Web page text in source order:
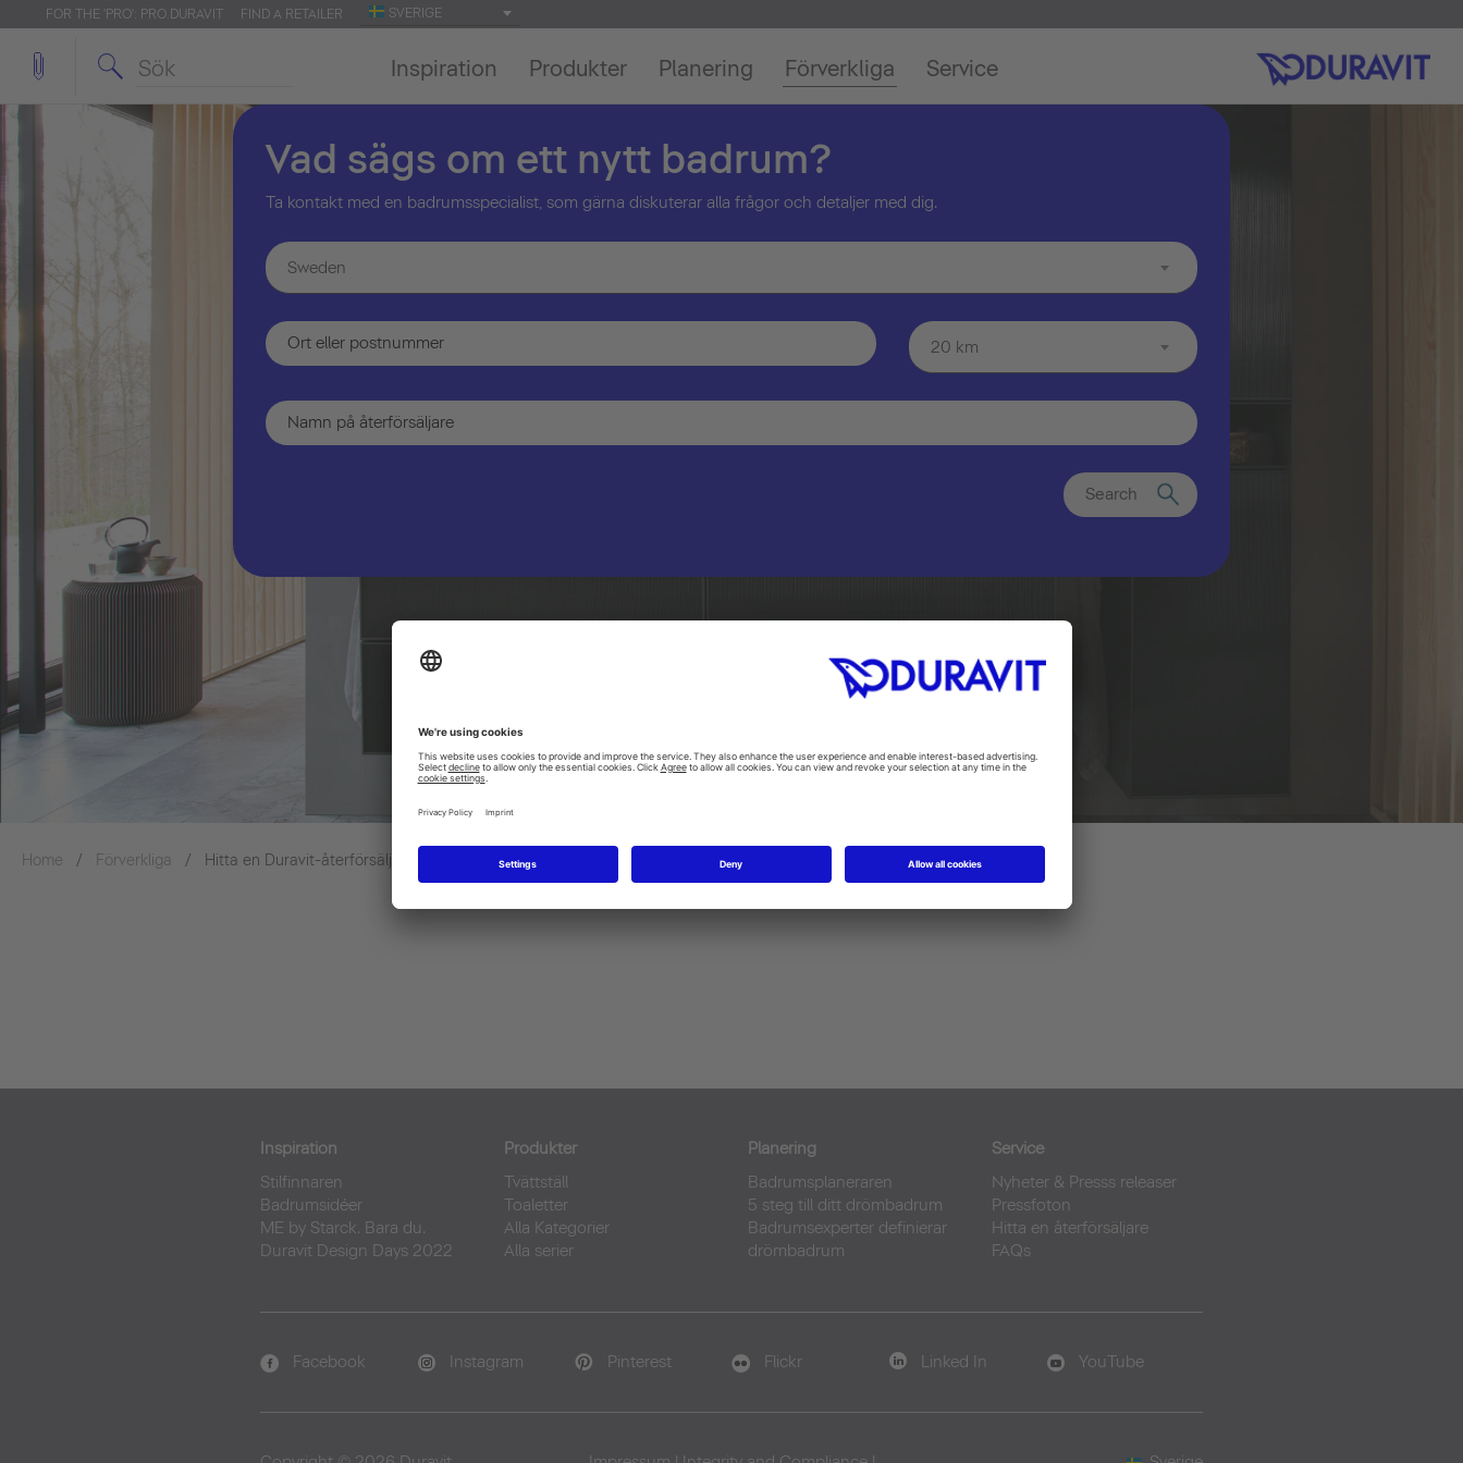
FOR THE 'PRO': PRO.DURAVIT FIND A RETAILER SVERIGE
Inspiration Produkter Planering Förverkliga Service
Vad sägs om ett nytt badrum?
Ta kontakt med en badrumsspecialist, som gärna diskuterar alla frågor och detaljer med dig.
Sweden
20 km
Search
Home Förverkliga Hitta en Duravit-återförsäljare
Inspiration
Stilfinnaren
Badrumsidéer
ME by Starck. Bara du.
Duravit Design Days 2022
Produkter
Tvättställ
Toaletter
Alla Kategorier
Alla serier
Planering
Badrumsplaneraren
5 steg till ditt drömbadrum
Badrumsexperter definierar
drömbadrum
Service
Nyheter & Presss releaser
Pressfoton
Hitta en återförsäljare
FAQs
Facebook Instagram Pinterest Flickr Linked In YouTube